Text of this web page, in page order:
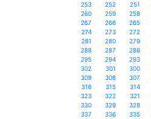
251
252
253
258
259
260
265
266
267
272
273
274
279
280
281
286
287
288
293
294
295
300
301
302
307
308
309
314
315
316
321
322
323
328
329
330
335
336
337